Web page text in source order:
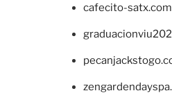
cafecito-satx.com